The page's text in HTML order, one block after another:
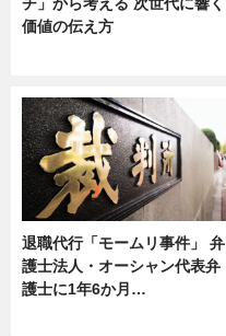
価値の伝え方
退職代行「モームリ事件」 弁
護士法人・オーシャン代表弁
護士に1年6か月…